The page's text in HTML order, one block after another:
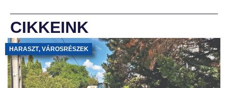
CIKKEINK
HARASZT, VÁROSRÉSZEK